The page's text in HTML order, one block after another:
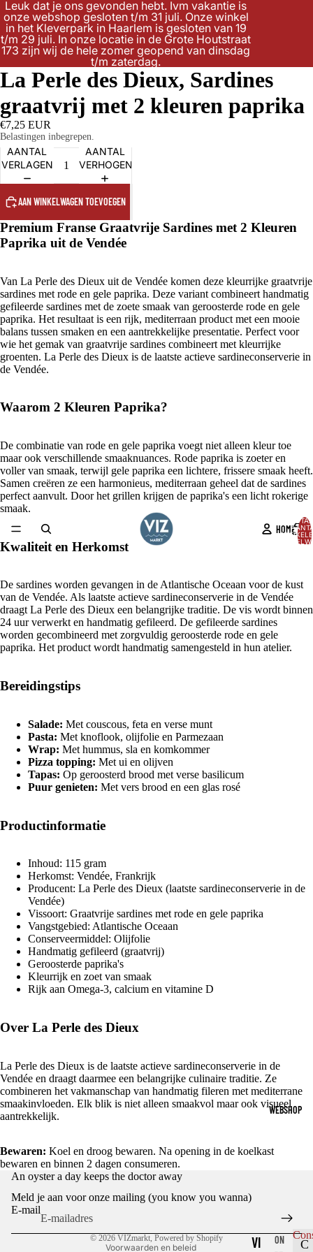
Leuk dat je ons gevonden hebt. Ivm vakantie is
onze webshop gesloten t/m 31 juli. Onze winkel
in het Kleverpark in Haarlem is gesloten van 19
t/m 29 juli. In onze locatie in de Grote Houtstraat
173 zijn wij de hele zomer geopend van dinsdag
t/m zaterdag.
HOME
WEBSHOP
VI
ON
C
IN
VOLLEDIG
SCHERM
La Perle des Dieux, Sardines
graatvrij met 2 kleuren paprika
€7,25 EUR
Belastingen inbegrepen.
AANTAL
VERLAGEN
AANTAL
VERHOGEN
AAN WINKELWAGEN TOEVOEGEN
Premium Franse Graatvrije Sardines met 2 Kleuren
Paprika uit de Vendée
Van La Perle des Dieux uit de Vendée komen deze kleurrijke graatvrije
sardines met rode en gele paprika. Deze variant combineert handmatig
gefileerde sardines met de zoete smaak van geroosterde rode en gele
paprika. Het resultaat is een rijk, mediterraan product met een mooie
balans tussen smaken en een aantrekkelijke presentatie. Perfect voor
wie het gemak van graatvrije sardines combineert met kleurrijke
groenten. La Perle des Dieux is de laatste actieve sardineconserverie in
de Vendée.
Waarom 2 Kleuren Paprika?
De combinatie van rode en gele paprika voegt niet alleen kleur toe
maar ook verschillende smaaknuances. Rode paprika is zoeter en
voller van smaak, terwijl gele paprika een lichtere, frissere smaak heeft.
Samen creëren ze een harmonieus, mediterraan geheel dat de sardines
perfect aanvult. Door het grillen krijgen de paprika's een licht rokerige
smaak.
Kwaliteit en Herkomst
De sardines worden gevangen in de Atlantische Oceaan voor de kust
van de Vendée. Als laatste actieve sardineconserverie in de Vendée
draagt La Perle des Dieux een belangrijke traditie. De vis wordt binnen
24 uur verwerkt en handmatig gefileerd. De gefileerde sardines
worden gecombineerd met zorgvuldig geroosterde rode en gele
paprika. Het product wordt handmatig samengesteld in hun atelier.
Bereidingstips
Salade: Met couscous, feta en verse munt
Pasta: Met knoflook, olijfolie en Parmezaan
Wrap: Met hummus, sla en komkommer
Pizza topping: Met ui en olijven
Tapas: Op geroosterd brood met verse basilicum
Puur genieten: Met vers brood en een glas rosé
Productinformatie
Inhoud: 115 gram
Herkomst: Vendée, Frankrijk
Producent: La Perle des Dieux (laatste sardineconserverie in de
Vendée)
Vissoort: Graatvrije sardines met rode en gele paprika
Vangstgebied: Atlantische Oceaan
Conserveermiddel: Olijfolie
Handmatig gefileerd (graatvrij)
Geroosterde paprika's
Kleurrijk en zoet van smaak
Rijk aan Omega-3, calcium en vitamine D
Over La Perle des Dieux
La Perle des Dieux is de laatste actieve sardineconserverie in de
Vendée en draagt daarmee een belangrijke culinaire traditie. Ze
combineren het vakmanschap van handmatig fileren met mediterrane
smaakinvloeden. Elk blik is niet alleen smaakvol maar ook visueel
aantrekkelijk.
Bewaren: Koel en droog bewaren. Na opening in de koelkast
bewaren en binnen 2 dagen consumeren.
An oyster a day keeps the doctor away
Meld je aan voor onze mailing (you know you wanna)
E-mail
© 2026 VIZmarkt, Powered by Shopify
Voorwaarden en beleid
Privacybeleid
Terugbetalingsbeleid
Algemene voorwaarden
Contactgegevens